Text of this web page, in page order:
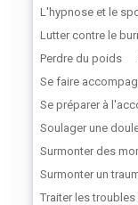
L'hypnose et le
Lutter contre le
Perdre du poids
Se faire
Se préparer à
Soulager une
Surmonter des
Surmonter un
Traiter les